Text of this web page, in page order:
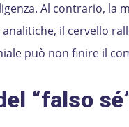
Al contrario, la
il cervello
può non finire il
“falso